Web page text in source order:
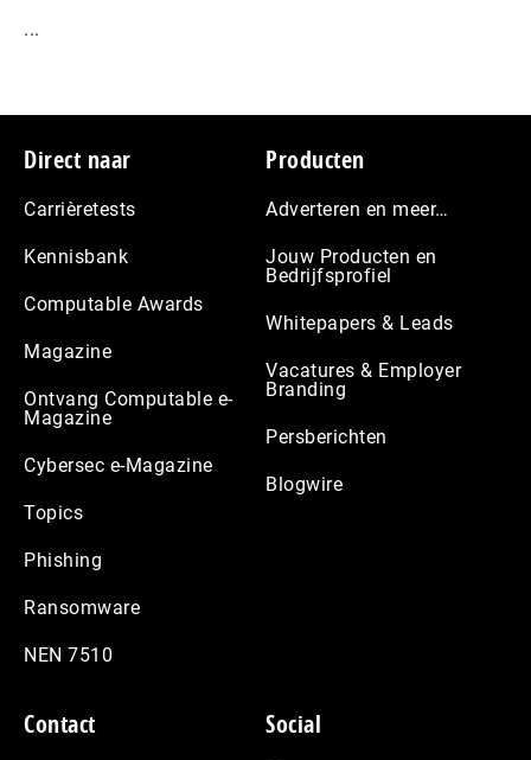
...
Footer
Direct naar
Carrièretests
Kennisbank
Computable Awards
Magazine
Ontvang Computable e-
Magazine
Cybersec e-Magazine
Topics
Phishing
Ransomware
NEN 7510
Producten
Adverteren en meer…
Jouw Producten en
Bedrijfsprofiel
Whitepapers & Leads
Vacatures & Employer
Branding
Persberichten
Blogwire
Contact Social